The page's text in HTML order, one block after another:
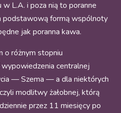
L.A. i poza nią to poranne
podstawową formą wspólnoty
jak poranna kawa.
o różnym stopniu
centralnej
— Szema — a dla niektórych
modlitwy żałobnej, którą
przez 11 miesięcy po